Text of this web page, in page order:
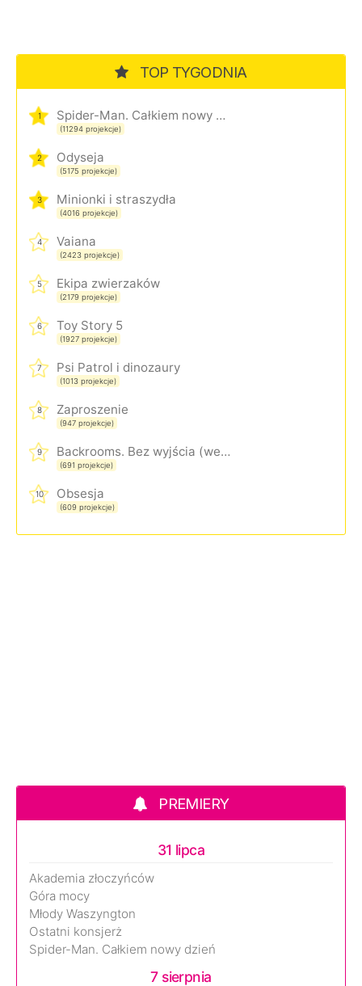
TOP TYGODNIA
1 Spider-Man. Całkiem nowy dzień
(11294 projekcje)
2 Odyseja
(5175 projekcje)
3 Minionki i straszydła
(4016 projekcje)
4 Vaiana
(2423 projekcje)
5 Ekipa zwierzaków
(2179 projekcje)
6 Toy Story 5
(1927 projekcje)
7 Psi Patrol i dinozaury
(1013 projekcje)
8 Zaproszenie
(947 projekcje)
9 Backrooms. Bez wyjścia (wersja rozszerzona)
(691 projekcje)
10 Obsesja
(609 projekcje)
PREMIERY
31 lipca
Akademia złoczyńców
Góra mocy
Młody Waszyngton
Ostatni konsjerż
Spider-Man. Całkiem nowy dzień
7 sierpnia